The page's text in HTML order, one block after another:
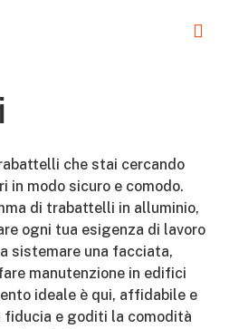
che stai cercando
in modo sicuro e comodo.
di trabattelli in alluminio,
ogni tua esigenza di lavoro
sistemare una facciata,
manutenzione in edifici
ideale è qui, affidabile e
fiducia e goditi la comodità